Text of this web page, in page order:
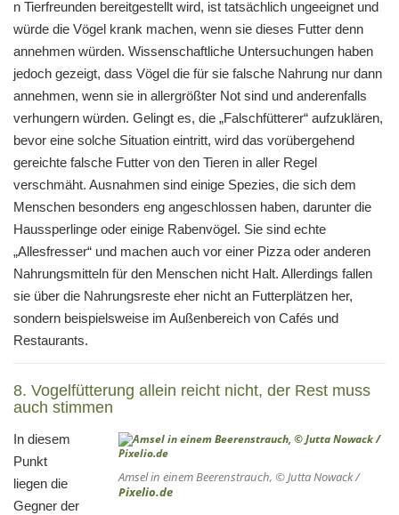
n Tierfreunden bereitgestellt wird, ist tatsächlich ungeeignet und
würde die Vögel krank machen, wenn sie dieses Futter denn
annehmen würden. Wissenschaftliche Untersuchungen haben
jedoch gezeigt, dass Vögel die für sie falsche Nahrung nur dann
annehmen, wenn sie in allergrößter Not sind und anderenfalls
verhungern würden. Gelingt es, die „Falschfütterer“ aufzuklären,
bevor eine solche Situation eintritt, wird das vorübergehend
gereichte falsche Futter von den Tieren in aller Regel
verschmäht. Ausnahmen sind einige Spezies, die sich dem
Menschen besonders eng angeschlossen haben, darunter die
Haussperlinge oder einige Rabenvögel. Sie sind echte
„Allesfresser“ und machen auch vor einer Pizza oder anderen
Nahrungsmitteln für den Menschen nicht Halt. Allerdings fallen
sie über die Nahrungsreste eher nicht an Futterplätzen her,
sondern beispielsweise im Außenbereich von Cafés und
Restaurants.
8. Vogelfütterung allein reicht nicht, der Rest muss
auch stimmen
Amsel in einem Beerenstrauch, © Jutta Nowack /
Pixelio.de
In diesem
Punkt
liegen die
Gegner der